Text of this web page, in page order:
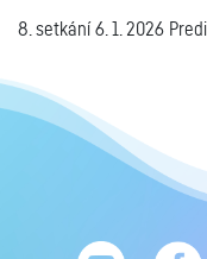
8. setkání 6. 1. 2026